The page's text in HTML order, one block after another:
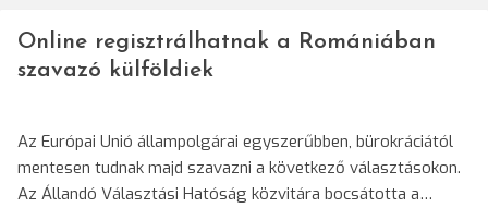
Online regisztrálhatnak a Romániában
szavazó külföldiek
Az Európai Unió állampolgárai egyszerűbben, bürokráciától
mentesen tudnak majd szavazni a következő választásokon.
Az Állandó Választási Hatóság közvitára bocsátotta a…